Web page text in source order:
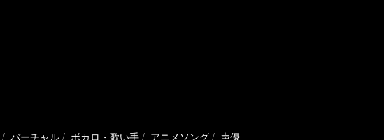
バーチャル ボカロ・歌い手 アニメソング 声優